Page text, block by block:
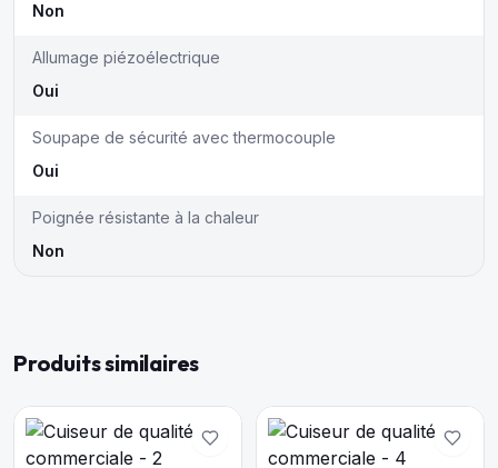
Non
Allumage piézoélectrique
Oui
Soupape de sécurité avec thermocouple
Oui
Poignée résistante à la chaleur
Non
Produits similaires